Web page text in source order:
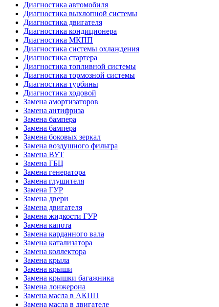
Диагностика автомобиля
Диагностика выхлопной системы
Диагностика двигателя
Диагностика кондиционера
Диагностика МКПП
Диагностика системы охлаждения
Диагностика стартера
Диагностика топливной системы
Диагностика тормозной системы
Диагностика турбины
Диагностика ходовой
Замена амортизаторов
Замена антифриза
Замена бампера
Замена бампера
Замена боковых зеркал
Замена воздушного фильтра
Замена ВУТ
Замена ГБЦ
Замена генератора
Замена глушителя
Замена ГУР
Замена двери
Замена двигателя
Замена жидкости ГУР
Замена капота
Замена карданного вала
Замена катализатора
Замена коллектора
Замена крыла
Замена крыши
Замена крышки багажника
Замена лонжерона
Замена масла в АКПП
Замена масла в двигателе